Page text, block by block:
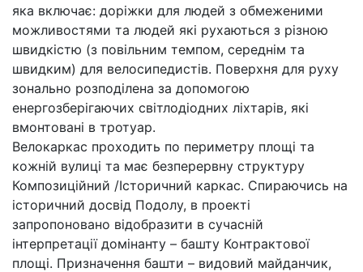
яка включає: доріжки для людей з обмеженими
можливостями та людей які рухаються з різною
швидкістю (з повільним темпом, середнім та
швидким) для велосипедистів. Поверхня для руху
зонально розподілена за допомогою
енергозберігаючих світлодіодних ліхтарів, які
вмонтовані в тротуар.
Велокаркас проходить по периметру площі та
кожній вулиці та має безперервну структуру
Композиційний /Історичний каркас. Спираючись на
історичний досвід Подолу, в проекті
запропоновано відобразити в сучасній
інтерпретації домінанту – башту Контрактової
площі. Призначення башти – видовий майданчик,